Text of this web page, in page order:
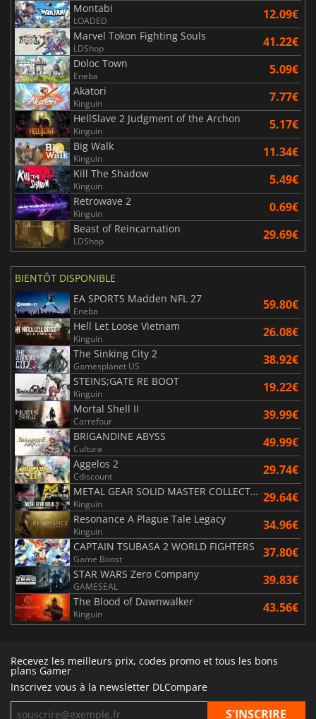
Montabi
LOADED 12.09€
Marvel Tokon Fighting Souls
LDShop 41.22€
Doloc Town
Eneba 5.09€
Akatori
Kinguin 7.77€
HellSlave 2 Judgment of the Archon
Kinguin 5.17€
Big Walk
Kinguin 11.34€
Kill The Shadow
Kinguin 5.49€
Retrowave 2
Kinguin 0.69€
Beast of Reincarnation
LDShop 29.69€
BIENTÔT DISPONIBLE
EA SPORTS Madden NFL 27
Eneba 59.80€
Hell Let Loose Vietnam
Kinguin 26.08€
The Sinking City 2
Gamesplanet US 38.92€
STEINS;GATE RE BOOT
Kinguin 19.22€
Mortal Shell II
Carrefour 39.99€
BRIGANDINE ABYSS
Cultura 49.99€
Aggelos 2
Cdiscount 29.74€
METAL GEAR SOLID MASTER COLLECTION Vol.2
Kinguin 29.64€
Resonance A Plague Tale Legacy
Kinguin 34.96€
CAPTAIN TSUBASA 2 WORLD FIGHTERS
Game Boost 37.80€
STAR WARS Zero Company
GAMESEAL 39.83€
The Blood of Dawnwalker
Kinguin 43.56€
Recevez les meilleurs prix, codes promo et tous les bons
plans Gamer
Inscrivez vous à la newsletter DLCompare